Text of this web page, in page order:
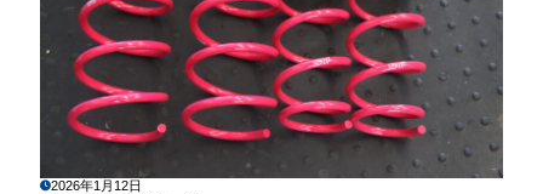
2026年1月12日